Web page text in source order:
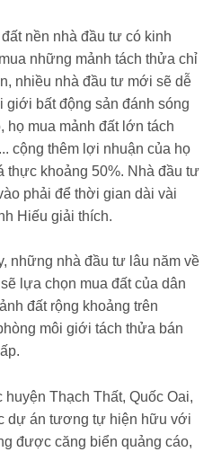
nền nhà đầu tư có kinh
những mảnh tách thửa chỉ
nhiều nhà đầu tư mới sẽ dễ
giới bất động sản đánh sóng
họ mua mảnh đất lớn tách
cộng thêm lợi nhuận của họ
thực khoảng 50%. Nhà đầu tư
phải để thời gian dài vài
Hiếu giải thích.
những nhà đầu tư lâu năm về
lựa chọn mua đất của dân
đất rộng khoảng trên
môi giới tách thửa bán
Thạch Thất, Quốc Oai,
dự án tương tự hiện hữu với
được căng biển quảng cáo,